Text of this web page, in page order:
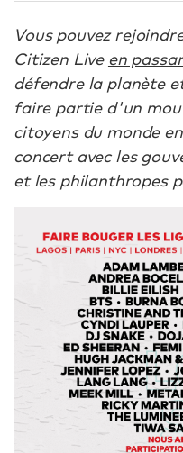
Vous pouvez
Citizen Live en
défendre la planète
faire partie d'un
citoyens du monde
concert avec les
et les philanthropes